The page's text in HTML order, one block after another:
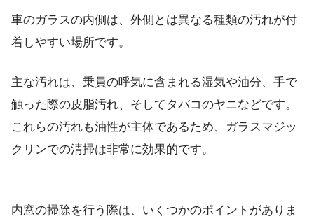
車のガラスの内側は、外側とは異なる種類の汚れが付
着しやすい場所です。
主な汚れは、乗員の呼気に含まれる湿気や油分、手で
触った際の皮脂汚れ、そしてタバコのヤニなどです。
これらの汚れも油性が主体であるため、ガラスマジッ
クリンでの清掃は非常に効果的です。
内窓の掃除を行う際は、いくつかのポイントがありま